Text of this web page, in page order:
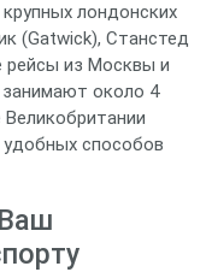
лондонских
(Gatwick), Станстед
рейсы из Москвы и
около 4
способов